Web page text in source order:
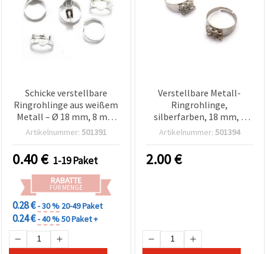
Schicke verstellbare
Ringrohlinge aus weißem
Metall – Ø 18 mm, 8 mm
Klebeplatte, 10 Stück –
Schmuckherstellung,
Mode-Accessoires &
kreative DIY-
Bastelprojekte
Artikelnummer: 501391
0.40€ 1-19 Paket
RABATTE
FÜR MENGE
0.28 €- 30 % 20-49 Paket
0.24 €- 40 %50 Paket +
Verstellbare Metall-
Ringrohlinge,
silberfarben, 18 mm, 3
Reihen mit Dreifach-
Artikelnummer: 501394
2.00€